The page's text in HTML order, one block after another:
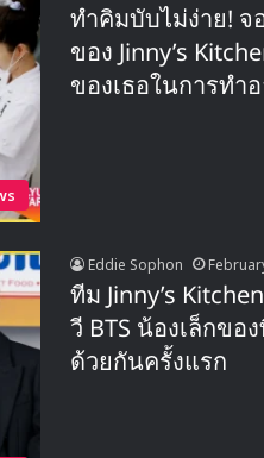
ทำคิมบับไม่ง่าย! จ
ของ Jinny’s
ของเธอในการทำ
Eddie Sophon
ทีม Jinny’s
วี BTS น้องเล็กข
ด้วยกันครั้งแรก